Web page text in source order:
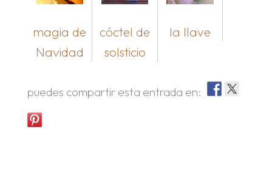
magia de
Navidad
cóctel de
solsticio
la llave
puedes compartir esta entrada en: